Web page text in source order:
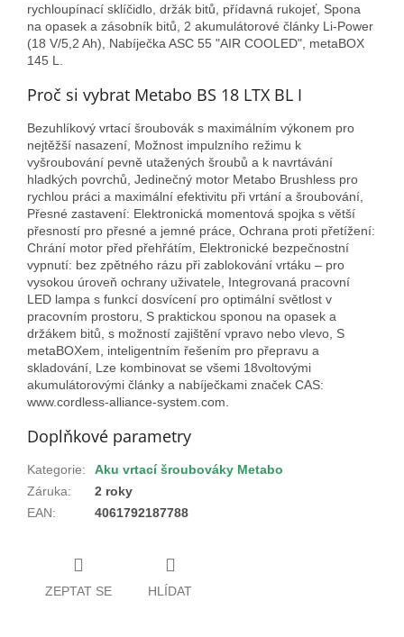
rychloupínací sklíčidlo, držák bitů, přídavná rukojeť, Spona
na opasek a zásobník bitů, 2 akumulátorové články Li-Power
(18 V/5,2 Ah), Nabíječka ASC 55 "AIR COOLED", metaBOX
145 L.
Proč si vybrat Metabo BS 18 LTX BL I
Bezuhlíkový vrtací šroubovák s maximálním výkonem pro
nejtěžší nasazení, Možnost impulzního režimu k
vyšroubování pevně utažených šroubů a k navrtávání
hladkých povrchů, Jedinečný motor Metabo Brushless pro
rychlou práci a maximální efektivitu při vrtání a šroubování,
Přesné zastavení: Elektronická momentová spojka s větší
přesností pro přesné a jemné práce, Ochrana proti přetížení:
Chrání motor před přehřátím, Elektronické bezpečnostní
vypnutí: bez zpětného rázu při zablokování vrtáku – pro
vysokou úroveň ochrany uživatele, Integrovaná pracovní
LED lampa s funkcí dosvícení pro optimální světlost v
pracovním prostoru, S praktickou sponou na opasek a
držákem bitů, s možností zajištění vpravo nebo vlevo, S
metaBOXem, inteligentním řešením pro přepravu a
skladování, Lze kombinovat se všemi 18voltovými
akumulátorovými články a nabíječkami značek CAS:
www.cordless-alliance-system.com.
Doplňkové parametry
Kategorie:
Aku vrtací šroubováky Metabo
Záruka:
2 roky
EAN: 4061792187788
ZEPTAT SE HLÍDAT